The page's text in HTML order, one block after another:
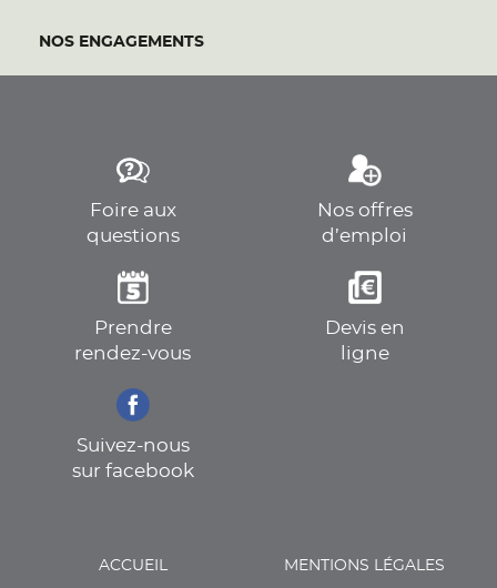
NOS ENGAGEMENTS
Foire aux
questions
Nos offres
d’emploi
Prendre
rendez-vous
Devis en
ligne
Suivez-nous
sur facebook
ACCUEIL
MENTIONS LÉGALES